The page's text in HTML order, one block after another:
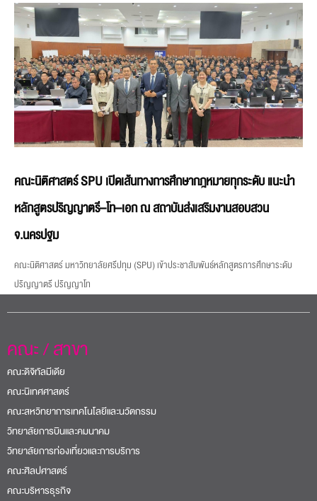
คณะนิติศาสตร์ SPU เปิดเส้นทางการศึกษากฎหมายทุกระดับ แนะนำ
หลักสูตรปริญญาตรี–โท–เอก ณ สถาบันส่งเสริมงานสอบสวน
จ.นครปฐม
คณะนิติศาสตร์ มหาวิทยาลัยศรีปทุม (SPU) เข้าประชาสัมพันธ์หลักสูตรการศึกษาระดับ
ปริญญาตรี ปริญญาโท
คณะ / สาขา
คณะดิจิทัลมีเดีย
คณะนิเทศศาสตร์
คณะสหวิทยาการเทคโนโลยีและนวัตกรรม
วิทยาลัยการบินและคมนาคม
วิทยาลัยการท่องเที่ยวและการบริการ
คณะศิลปศาสตร์
คณะบริหารธุรกิจ